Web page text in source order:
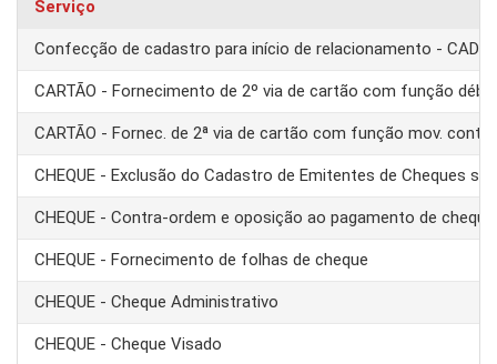
Serviço
Confecção de cadastro para início de relacionamento -
CARTÃO - Fornecimento de 2º via de cartão com função
CARTÃO - Fornec. de 2ª via de cartão com função mov. conta
CHEQUE - Exclusão do Cadastro de Emitentes de Cheques
CHEQUE - Contra-ordem e oposição ao pagamento de cheque
CHEQUE - Fornecimento de folhas de cheque
CHEQUE - Cheque Administrativo
CHEQUE - Cheque Visado